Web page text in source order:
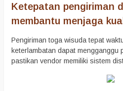
Ketepatan pengiriman
membantu menjaga
Pengiriman toga wisuda tepat
keterlambatan dapat mengganggu
pastikan vendor memiliki sistem